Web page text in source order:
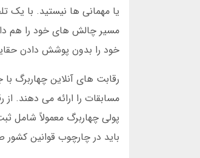
یا مهمانی ها نیستید. با یک
مسیر چالش های خود را هم
خود را بدون پوشش دادن
رقابت های آنلاین چهاربرگ
مسابقات را ارائه می دهند.
پولی چهاربرگ معمولاً شامل
باید در چارچوب قوانین کشور